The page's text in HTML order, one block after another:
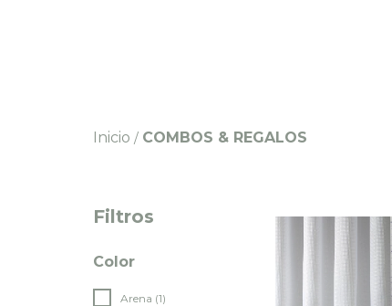
Inicio / COMBOS & REGALOS
Filtros
Color
Arena (1)